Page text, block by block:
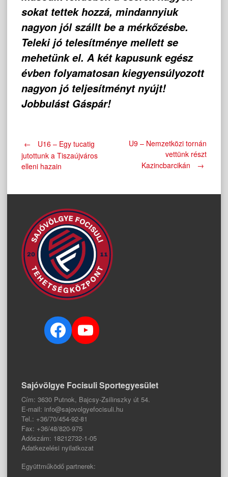
sokat tettek hozzá, mindannyiuk
nagyon jól szállt be a mérkőzésbe.
Teleki jó telesítménye mellett se
mehetünk el. A két kapusunk egész
évben folyamatosan kiegyensúlyozott
nagyon jó teljesítményt nyújt!
Jobbulást Gáspár!
Post
←
U16 – Egy tucatig
jutottunk a Tiszaújváros
elleni hazain
U9 – Nemzetközi tornán
vettünk részt
Kazincbarcikán
→
Facebook
YouTube
Sajóvölgye Focisuli Sportegyesület
Cím: 3630 Putnok, Bajcsy-Zsilinszky út 54.
E-mail: info@sajovolgyefocisuli.hu
Tel.: +36/70/454-92-81
Fax: +36/48/820-975
Adószám: 18212732-1-05
Adatkezelési nyilatkozat
Együttműködő partnerek: